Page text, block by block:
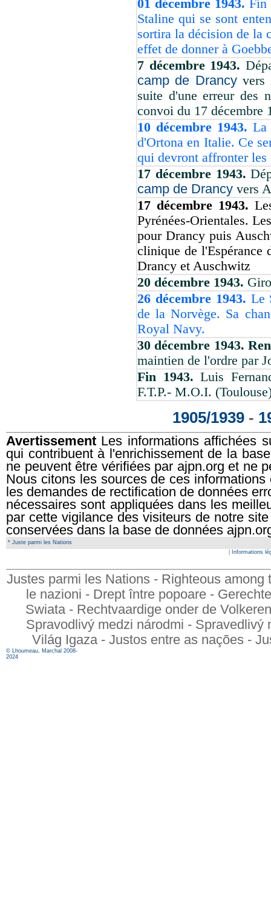
01 décembre 1943. Fin
Staline qui se sont
sortira la décision de la
effet de donner à
7 décembre 1943.
camp de Drancyvers
suite d'une erreur des
convoi du 17 décembre
10 décembre 1943. La
d'Ortona en Italie. Ce
qui devront affronter
17 décembre 1943.
camp de Drancy vers
17 décembre 1943.
Pyrénées-Orientales.
pour Drancy puis
clinique de l'Espérance
Drancy et Auschwitz
20 décembre 1943.
26 décembre 1943. Le
de la Norvège. Sa
Royal Navy.
30 décembre 1943.
maintien de l'ordre par
Fin 1943.Luis
F.T.P.- M.O.I.
1905/1939 -
Avertissement Les informations affichées
qui contribuent à l'enrichissement de la
ne peuvent être vérifiées par ajpn.org et ne
Nous citons les sources de ces
les demandes de rectification de données
nécessaires sont appliquées dans les
par cette vigilance des visiteurs de notre
conservées dans la base de données
* Juste parmi les Nations
Informations
Justes parmi les Nations - Righteous
le nazioni - Drept între popoare -
Swiata - Rechtvaardige onder de
Spravodlivý medzi národmi -
Világ Igaza - Justos entre as nações -
© Lhoumeau, Marchal 2008-
2024